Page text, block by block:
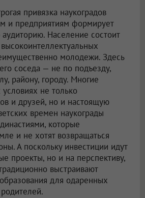
привязка наукоградов
и предприятиям формирует
Население состоит
молодежи. Здесь
соседа — не по подъезду,
району, городу. Многие
условиях не только
и друзей, но и настоящую
времен наукограды
которые
и не хотят возвращаться
А поскольку инвестиции идут
проекты, но и на перспективу,
выстраивают
для одаренных